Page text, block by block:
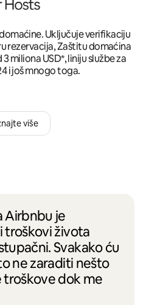
Uključuje verifikaciju
rezervacija, Zaštitu domaćina
miliona USD*, liniju službe za
i još mnogo toga.
više
Airbnbu je
troškovi života
Svakako ću
ne zaraditi nešto
troškove dok me